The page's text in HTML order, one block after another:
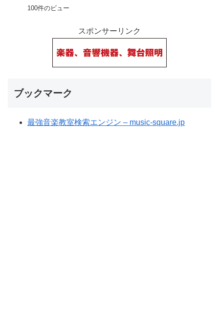
100件のビュー
スポンサーリンク
ブックマーク
最強音楽教室検索エンジン – music-square.jp